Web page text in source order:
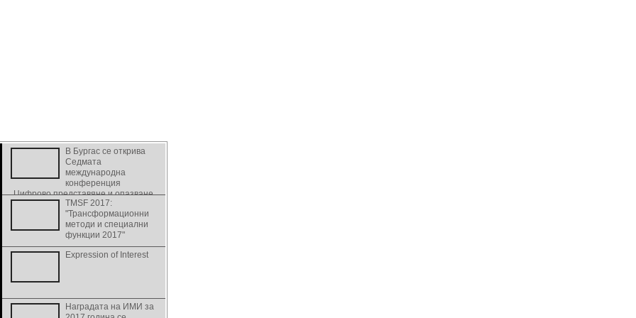
В Бургас се открива
Седмата
международна
конференция
„Цифрово представяне и опазване
на културно и научно наследство” -
TMSF 2017:
"Трансформационни
методи и специални
функции 2017"
Expression of Interest
Наградата на ИМИ за